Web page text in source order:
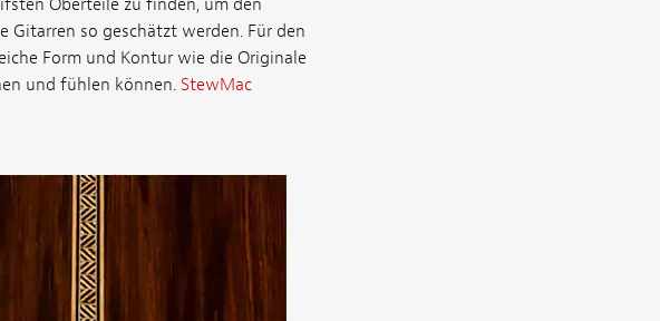
so geschätzt werden. Für den
Form und Kontur wie die Originale
und fühlen können. StewMac